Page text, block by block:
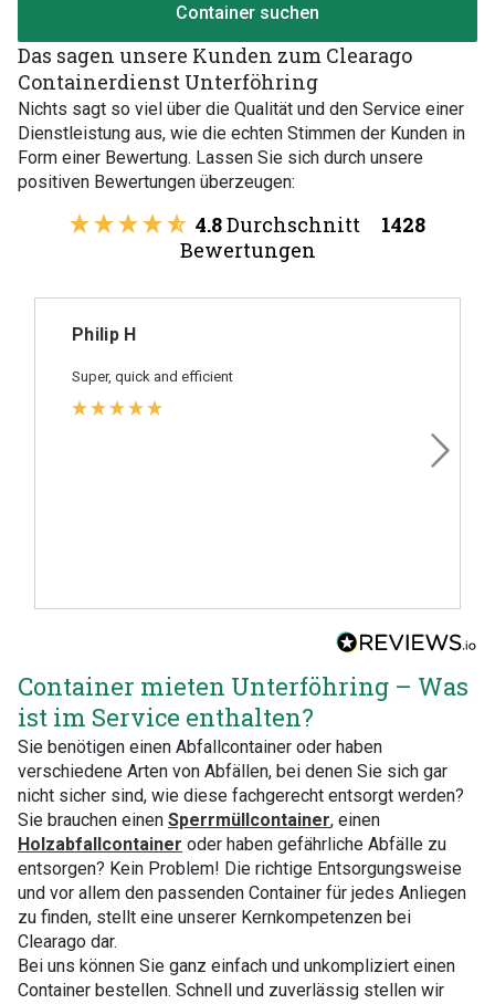
Container suchen
Das sagen unsere Kunden zum Clearago
Containerdienst Unterföhring
Nichts sagt so viel über die Qualität und den Service einer
Dienstleistung aus, wie die echten Stimmen der Kunden in
Form einer Bewertung. Lassen Sie sich durch unsere
positiven Bewertungen überzeugen:
4.8Durchschnitt
1428
Bewertungen
Philip H
Super, quick and efficient
Container mieten Unterföhring – Was
ist im Service enthalten?
Sie benötigen einen Abfallcontainer oder haben
verschiedene Arten von Abfällen, bei denen Sie sich gar
nicht sicher sind, wie diese fachgerecht entsorgt werden?
Sie brauchen einen Sperrmüllcontainer, einen
Holzabfallcontainer oder haben gefährliche Abfälle zu
entsorgen? Kein Problem! Die richtige Entsorgungsweise
und vor allem den passenden Container für jedes Anliegen
zu finden, stellt eine unserer Kernkompetenzen bei
Clearago dar.
Bei uns können Sie ganz einfach und unkompliziert einen
Container bestellen. Schnell und zuverlässig stellen wir